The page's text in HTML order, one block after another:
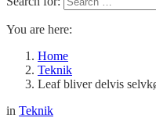
You are here:
Home
Teknik
Leaf bliver delvis
in Teknik